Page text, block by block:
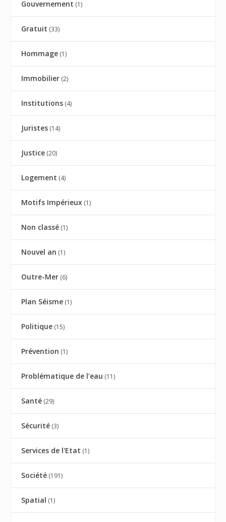
Gouvernement (1)
Gratuit (33)
Hommage (1)
Immobilier (2)
Institutions (4)
Juristes (14)
Justice (20)
Logement (4)
Motifs Impérieux (1)
Non classé (1)
Nouvel an (1)
Outre-Mer (6)
Plan Séisme (1)
Politique (15)
Prévention (1)
Problématique de l’eau (11)
Santé (29)
Sécurité (3)
Services de l'Etat (1)
Société (191)
Spatial (1)